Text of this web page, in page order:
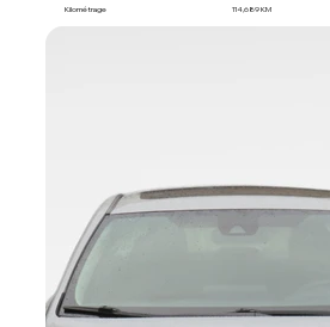
Kilométrage 114,689 KM